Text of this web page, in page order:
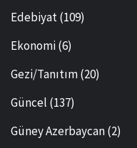
Edebiyat(109)
Ekonomi(6)
Gezi/Tanıtım(20)
Güncel (137)
Güney Azerbaycan(2)